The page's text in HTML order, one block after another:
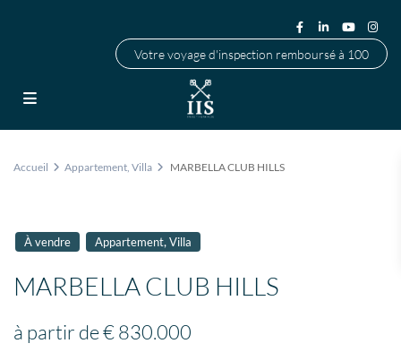
Votre voyage d'inspection remboursé à 100
Accueil Appartement,Villa MARBELLA CLUB HILLS
À vendre Appartement,Villa
MARBELLA CLUB HILLS
à partir de€ 830.000